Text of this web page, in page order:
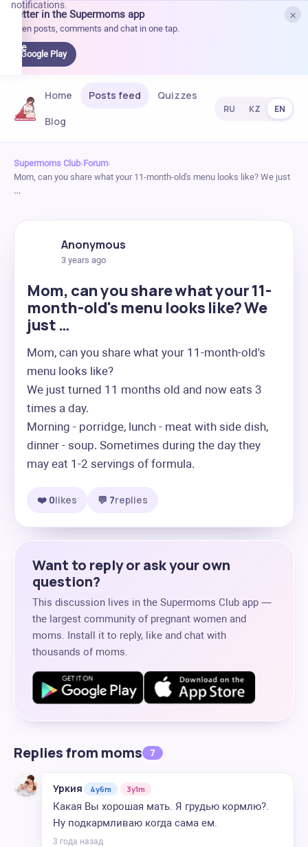
×
Better in the Supermoms app
Open posts, comments and chat in one tap.
Google Play
notifications.
Home Posts feed
Quizzes
Blog
RU KZ EN
Supermoms Club›Forum›
Mom, can you share what your 11-month-old's menu looks like? We just
…
Anonymous
3 years ago
Mom, can you share what your 11-
month-old's menu looks like? We
just …
Mom, can you share what your 11-month-old's
menu looks like?
We just turned 11 months old and now eats 3
times a day.
Morning - porridge, lunch - meat with side dish,
dinner - soup. Sometimes during the day they
may eat 1-2 servings of formula.
❤️ 0likes 💬 7replies
Want to reply or ask your own
question?
This discussion lives in the Supermoms Club app —
the largest community of pregnant women and
moms. Install it to reply, like and chat with
thousands of moms.
Replies from moms 7
Уркия 4y6m 3y1m
Какая Вы хорошая мать. Я грудью кормлю?.
Ну подкармливаю когда сама ем.
3 года назад